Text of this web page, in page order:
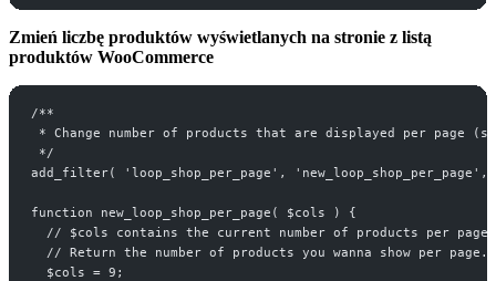
Zmień liczbę produktów wyświetlanych na stronie z listą
produktów WooCommerce
/**
* Change number of products that are displayed per page
*/
add_filter( 'loop_shop_per_page',
function new_loop_shop_per_page( $cols ) {
// $cols contains the current number of products per
  // Return the number of products you wanna show per page.
  $cols = 9;